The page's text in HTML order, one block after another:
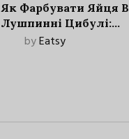
Як Фарбувати Яйця В
Лушпинні Цибулі:
Старовинний Метод З
byEatsy